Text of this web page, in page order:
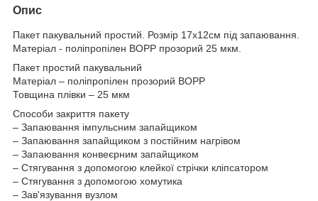
Опис
Пакет пакувальний простий. Розмір 17х12см під запаювання.
Матеріал - поліпропілен BOPP прозорий 25 мкм.
Пакет простий пакувальний
Матеріал – поліпропілен прозорий BOPP
Товщина плівки – 25 мкм
Способи закриття пакету
– Запаювання імпульсним запайщиком
– Запаювання запайщиком з постійним нагрівом
– Запаювання конвеєрним запайщиком
– Стягування з допомогою клейкої стрічки кліпсатором
– Стягування з допомогою хомутика
– Зав'язування вузлом